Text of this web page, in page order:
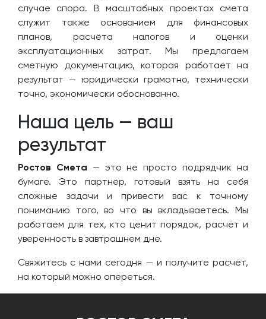
случае спора. В масштабных проектах смета
служит также основанием для финансовых
планов, расчёта налогов и оценки
эксплуатационных затрат. Мы предлагаем
сметную документацию, которая работает на
результат — юридически грамотно, технически
точно, экономически обоснованно.
Наша цель — ваш
результат
Ростов Смета — это не просто подрядчик на
бумаге. Это партнёр, готовый взять на себя
сложные задачи и привести вас к точному
пониманию того, во что вы вкладываетесь. Мы
работаем для тех, кто ценит порядок, расчёт и
уверенность в завтрашнем дне.
Свяжитесь с нами сегодня — и получите расчёт,
на который можно опереться.